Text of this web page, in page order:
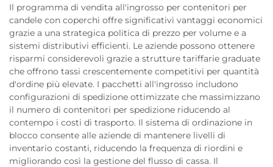
Il programma di vendita all'ingrosso per contenitori per
candele con coperchi offre significativi vantaggi economici
grazie a una strategica politica di prezzo per volume e a
sistemi distributivi efficienti. Le aziende possono ottenere
risparmi considerevoli grazie a strutture tariffarie graduate
che offrono tassi crescentemente competitivi per quantità
d'ordine più elevate. I pacchetti all'ingrosso includono
configurazioni di spedizione ottimizzate che massimizzano
il numero di contenitori per spedizione riducendo al
contempo i costi di trasporto. Il sistema di ordinazione in
blocco consente alle aziende di mantenere livelli di
inventario costanti, riducendo la frequenza di riordini e
migliorando così la gestione del flusso di cassa. Il